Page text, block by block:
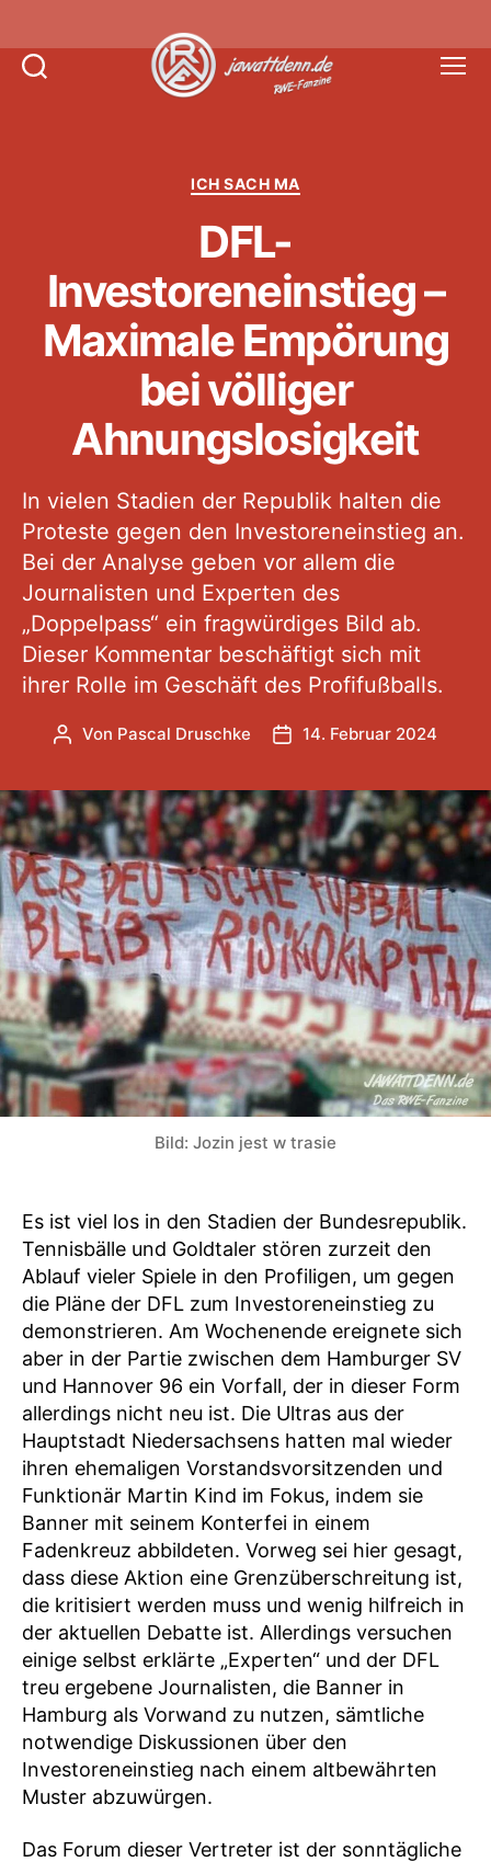
Kategorien
ICH SACH MA
DFL-
Investoreneinstieg –
Maximale Empörung
bei völliger
Ahnungslosigkeit
In vielen Stadien der Republik halten die
Proteste gegen den Investoreneinstieg an.
Bei der Analyse geben vor allem die
Journalisten und Experten des
„Doppelpass“ ein fragwürdiges Bild ab.
Dieser Kommentar beschäftigt sich mit
ihrer Rolle im Geschäft des Profifußballs.
Beitragsautor
Von Pascal Druschke Veröffentlichungsdatum
14. Februar 2024
Bild: Jozin jest w trasie
Es ist viel los in den Stadien der Bundesrepublik.
Tennisbälle und Goldtaler stören zurzeit den
Ablauf vieler Spiele in den Profiligen, um gegen
die Pläne der DFL zum Investoreneinstieg zu
demonstrieren. Am Wochenende ereignete sich
aber in der Partie zwischen dem Hamburger SV
und Hannover 96 ein Vorfall, der in dieser Form
allerdings nicht neu ist. Die Ultras aus der
Hauptstadt Niedersachsens hatten mal wieder
ihren ehemaligen Vorstandsvorsitzenden und
Funktionär Martin Kind im Fokus, indem sie
Banner mit seinem Konterfei in einem
Fadenkreuz abbildeten. Vorweg sei hier gesagt,
dass diese Aktion eine Grenzüberschreitung ist,
die kritisiert werden muss und wenig hilfreich in
der aktuellen Debatte ist. Allerdings versuchen
einige selbst erklärte „Experten“ und der DFL
treu ergebene Journalisten, die Banner in
Hamburg als Vorwand zu nutzen, sämtliche
notwendige Diskussionen über den
Investoreneinstieg nach einem altbewährten
Muster abzuwürgen.
Das Forum dieser Vertreter ist der sonntägliche